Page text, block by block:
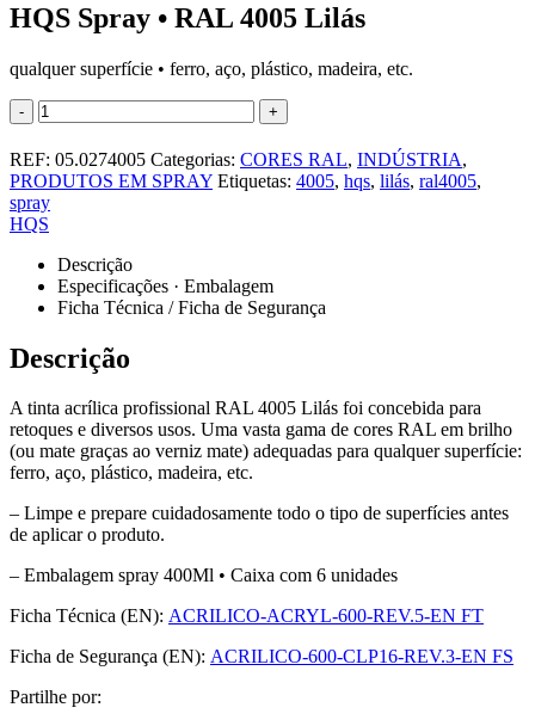
HQS Spray • RAL 4005 Lilás
qualquer superfície • ferro, aço, plástico, madeira, etc.
- +
REF: 05.0274005 Categorias: CORES RAL, INDÚSTRIA,
PRODUTOS EM SPRAY Etiquetas: 4005, hqs, lilás, ral4005,
spray
HQS
Descrição
Especificações · Embalagem
Ficha Técnica / Ficha de Segurança
Descrição
A tinta acrílica profissional RAL 4005 Lilás foi concebida para
retoques e diversos usos. Uma vasta gama de cores RAL em brilho
(ou mate graças ao verniz mate) adequadas para qualquer superfície:
ferro, aço, plástico, madeira, etc.
– Limpe e prepare cuidadosamente todo o tipo de superfícies antes
de aplicar o produto.
– Embalagem spray 400Ml • Caixa com 6 unidades
Ficha Técnica (EN): ACRILICO-ACRYL-600-REV.5-EN FT
Ficha de Segurança (EN): ACRILICO-600-CLP16-REV.3-EN FS
Partilhe por: